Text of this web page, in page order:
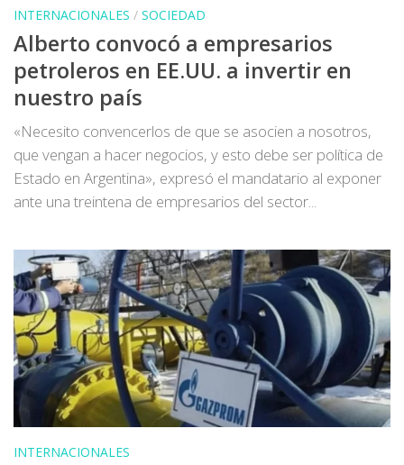
INTERNACIONALES / SOCIEDAD
Alberto convocó a empresarios
petroleros en EE.UU. a invertir en
nuestro país
«Necesito convencerlos de que se asocien a nosotros,
que vengan a hacer negocios, y esto debe ser política de
Estado en Argentina», expresó el mandatario al exponer
ante una treintena de empresarios del sector...
INTERNACIONALES